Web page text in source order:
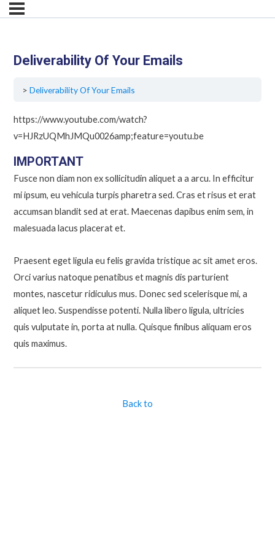
Deliverability Of Your Emails
Deliverability Of Your Emails
https://www.youtube.com/watch?
v=HJRzUQMhJMQu0026amp;feature=youtu.be
IMPORTANT
Fusce non diam non ex sollicitudin aliquet a a arcu. In efficitur
mi ipsum, eu vehicula turpis pharetra sed. Cras et risus et erat
accumsan blandit sed at erat. Maecenas dapibus enim sem, in
malesuada lacus placerat et.
Praesent eget ligula eu felis gravida tristique ac sit amet eros.
Orci varius natoque penatibus et magnis dis parturient
montes, nascetur ridiculus mus. Donec sed scelerisque mi, a
aliquet leo. Suspendisse potenti. Nulla libero ligula, ultricies
quis vulputate in, porta at nulla. Quisque finibus aliquam eros
quis maximus.
Back to